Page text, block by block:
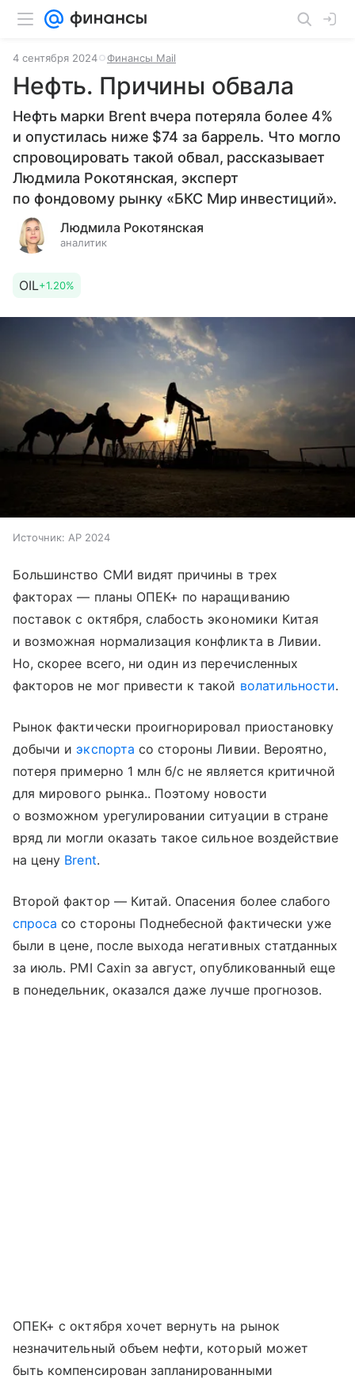
4 сентября 2024 Финансы Mail
Нефть. Причины обвала
Нефть марки Brent вчера потеряла более 4%
и опустилась ниже $74 за баррель. Что могло
спровоцировать такой обвал, рассказывает
Людмила Рокотянская, эксперт
по фондовому рынку «БКС Мир инвестиций».
Людмила Рокотянская
аналитик
OIL+1.20%
Источник: AP 2024
Большинство СМИ видят причины в трех
факторах — планы ОПЕК+ по наращиванию
поставок с октября, слабость экономики Китая
и возможная нормализация конфликта в Ливии.
Но, скорее всего, ни один из перечисленных
факторов не мог привести к такой волатильности.
Рынок фактически проигнорировал приостановку
добычи и экспорта со стороны Ливии. Вероятно,
потеря примерно 1 млн б/с не является критичной
для мирового рынка.. Поэтому новости
о возможном урегулировании ситуации в стране
вряд ли могли оказать такое сильное воздействие
на цену Brent.
Второй фактор — Китай. Опасения более слабого
спроса со стороны Поднебесной фактически уже
были в цене, после выхода негативных статданных
за июль. PMI Caxin за август, опубликованный еще
в понедельник, оказался даже лучше прогнозов.
ОПЕК+ с октября хочет вернуть на рынок
незначительный объем нефти, который может
быть компенсирован запланированными